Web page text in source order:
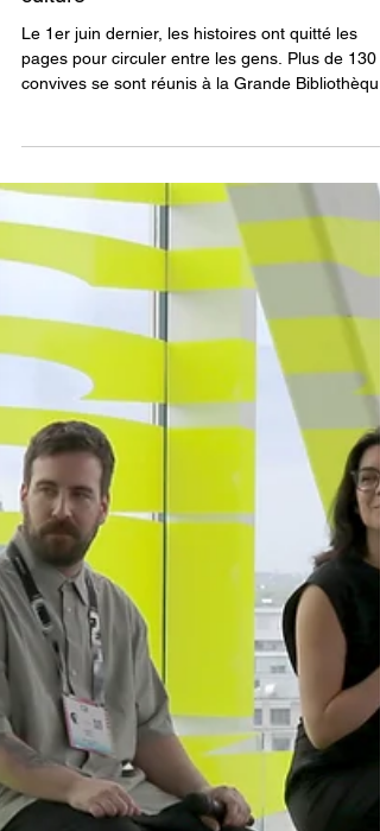
Soirée-bénéfice Extase : 105 000 $
pour soutenir l’accès au savoir et à la
culture
pour Extase, la soirée-bénéfice de la Fondation
BAnQ. Ensemble, ils ont permis d’amasser 105
000 $, qui serviront à soutenir des projets
favorisant l’accès au savoir, à la culture, à la
création et à l’apprentissage partout au Québec.
La soirée a réuni plusieurs personnalités
engagées envers cette mission, dont la ministre
respo